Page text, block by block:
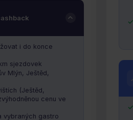
i do konce
sjezdovek
Mlýn, Ještěd,
(Ještěd,
cenu ve
vybraných gastro